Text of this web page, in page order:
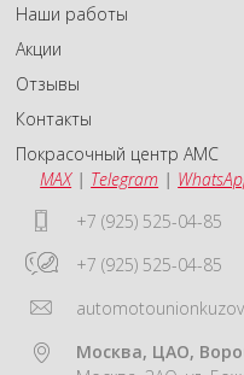
Наши работы
Акции
Отзывы
Контакты
Покрасочный центр АМС
MAX| Telegram |
+7 (925) 525-04-85
+7 (925) 525-04-85
Москва, ЦАО,